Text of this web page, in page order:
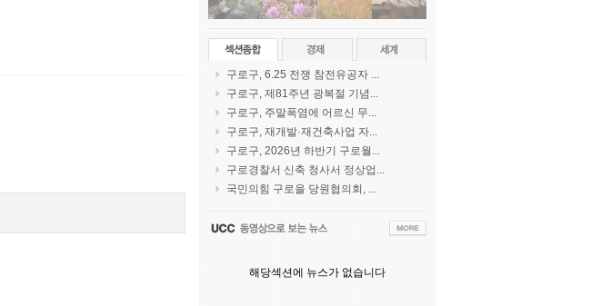
구로구, 6.25 전쟁 참전유공자 ...
구로구, 제81주년 광복절 기념...
구로구, 주말폭염에 어르신 무...
구로구, 재개발·재건축사업 자...
구로구, 2026년 하반기 구로월...
구로경찰서 신축 청사서 정상업...
국민의힘 구로을 당원협의회, ...
해당섹션에 뉴스가 없습니다